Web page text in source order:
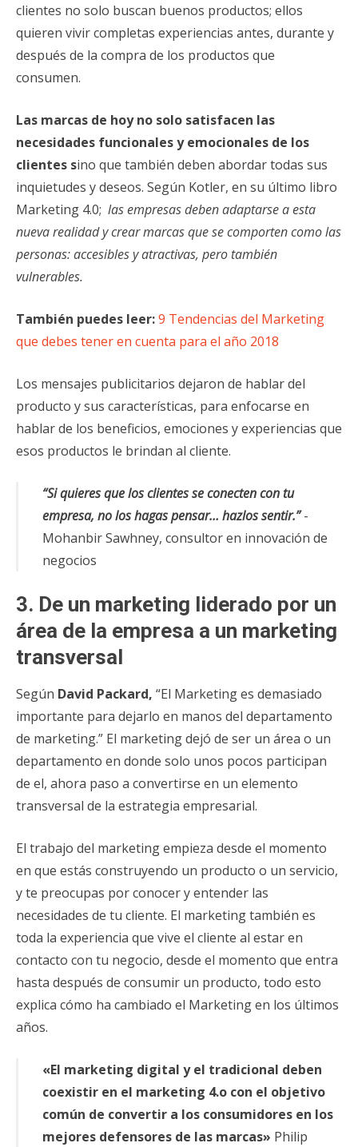
clientes no solo buscan buenos productos; ellos
quieren vivir completas experiencias antes, durante y
después de la compra de los productos que
consumen.
Las marcas de hoy no solo satisfacen las
necesidades funcionales y emocionales de los
clientes sino que también deben abordar todas sus
inquietudes y deseos. Según Kotler, en su último libro
Marketing 4.0; las empresas deben adaptarse a esta
nueva realidad y crear marcas que se comporten como las
personas: accesibles y atractivas, pero también
vulnerables.
También puedes leer:9 Tendencias del Marketing
que debes tener en cuenta para el año 2018
Los mensajes publicitarios dejaron de hablar del
producto y sus características, para enfocarse en
hablar de los beneficios, emociones y experiencias que
esos productos le brindan al cliente.
“Si quieres que los clientes se conecten con tu
empresa, no los hagas pensar… hazlos sentir.”-
Mohanbir Sawhney, consultor en innovación de
negocios
3. De un marketing liderado por un
área de la empresa a un marketing
transversal
Según David Packard, “El Marketing es demasiado
importante para dejarlo en manos del departamento
de marketing.” El marketing dejó de ser un área o un
departamento en donde solo unos pocos participan
de el, ahora paso a convertirse en un elemento
transversal de la estrategia empresarial.
El trabajo del marketing empieza desde el momento
en que estás construyendo un producto o un servicio,
y te preocupas por conocer y entender las
necesidades de tu cliente. El marketing también es
toda la experiencia que vive el cliente al estar en
contacto con tu negocio, desde el momento que entra
hasta después de consumir un producto, todo esto
explica cómo ha cambiado el Marketing en los últimos
años.
«El marketing digital y el tradicional deben
coexistir en el marketing 4.o con el objetivo
común de convertir a los consumidores en los
mejores defensores de las marcas» Philip